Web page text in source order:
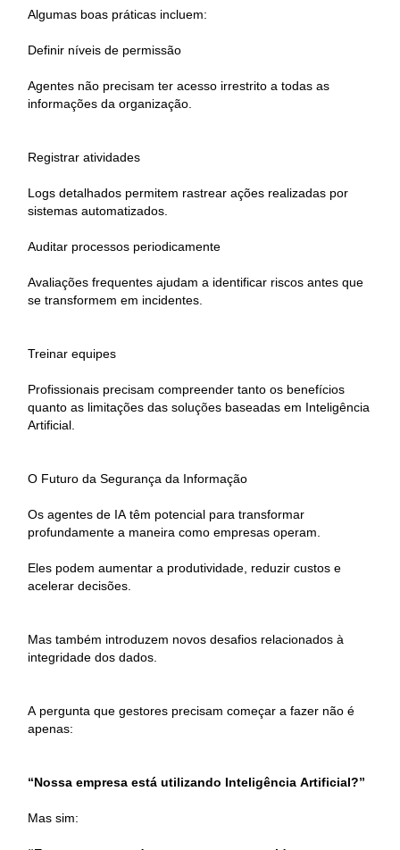
Algumas boas práticas incluem:
Definir níveis de permissão
Agentes não precisam ter acesso irrestrito a todas as
informações da organização.
Registrar atividades
Logs detalhados permitem rastrear ações realizadas por
sistemas automatizados.
Auditar processos periodicamente
Avaliações frequentes ajudam a identificar riscos antes que
se transformem em incidentes.
Treinar equipes
Profissionais precisam compreender tanto os benefícios
quanto as limitações das soluções baseadas em Inteligência
Artificial.
O Futuro da Segurança da Informação
Os agentes de IA têm potencial para transformar
profundamente a maneira como empresas operam.
Eles podem aumentar a produtividade, reduzir custos e
acelerar decisões.
Mas também introduzem novos desafios relacionados à
integridade dos dados.
A pergunta que gestores precisam começar a fazer não é
apenas:
“Nossa empresa está utilizando Inteligência Artificial?”
Mas sim: